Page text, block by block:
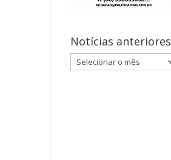
Notícias anteriores
Notícias
anteriores